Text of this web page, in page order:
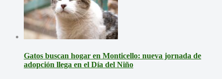
Gatos buscan hogar en Monticello: nueva jornada de
adopción llega en el Día del Niño